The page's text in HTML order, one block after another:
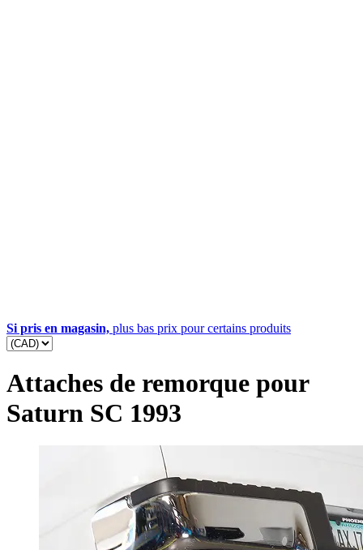
Si pris en magasin, plus bas prix pour certains produits
Attaches de remorque pour
Saturn SC 1993